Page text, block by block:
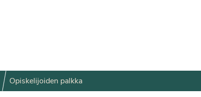
Opiskelijoiden palkka